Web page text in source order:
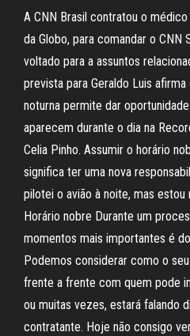
A CNN Brasil contratou o
da Globo, para comandar o CNN
voltado para a assuntos
prevista para Geraldo Luis
noturna permite dar
aparecem durante o dia na
Celia Pinho. Assumir o horário
significa ter uma nova
pilotei o avião à noite, mas estou
Horário nobre Durante um
momentos mais importantes é
Podemos considerar como o
frente a frente com quem pode
ou muitas vezes, estará falando
contratante. Hoje não consigo